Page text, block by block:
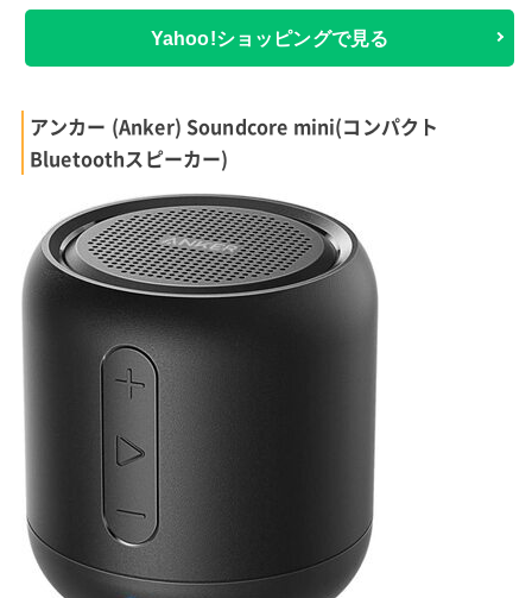
Yahoo!ショッピングで見る
アンカー (Anker) Soundcore mini(コンパクト
Bluetoothスピーカー)